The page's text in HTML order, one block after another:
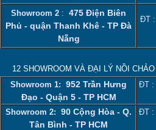
Showroom 2 : 475 Điện Biên
Phủ - quận Thanh Khê - TP Đà
Nẵng
ĐT :
12 SHOWROOM VÀ ĐẠI LÝ NỒI
Showroom 1: 952 Trần Hưng
Đạo - Quận 5 - TP HCM
ĐT :
Showroom 2: 90 Cộng Hòa - Q.
Tân Bình - TP HCM
ĐT :